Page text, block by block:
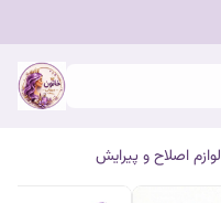
لوازم اصلاح و پیرایش